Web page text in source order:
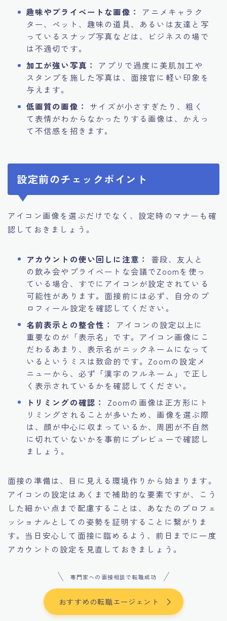
趣味やプライベートな画像：
アニメキャラク
ター、ペット、趣味の道具、あるいは友達と写
っているスナップ写真などは、ビジネスの場で
は不適切です。
加工が強い写真：
アプリで過度に美肌加工や
スタンプを施した写真は、面接官に軽い印象を
与えます。
低画質の画像：
サイズが小さすぎたり、粗く
て表情がわからなかったりする画像は、かえっ
て不信感を招きます。
設定前のチェックポイント
アイコン画像を選ぶだけでなく、設定時のマナーも確
認しておきましょう。
アカウントの使い回しに注意：
普段、友人と
の飲み会やプライベートな会議でZoomを使っ
ている場合、すでにアイコンが設定されている
可能性があります。面接前には必ず、自分のプ
ロフィール設定を確認してください。
名前表示との整合性：
アイコンの設定以上に
重要なのが「表示名」です。アイコン画像にこ
だわるあまり、表示名がニックネームになって
いるというミスは致命的です。Zoomの設定メ
ニューから、必ず「漢字のフルネーム」で正し
く表示されているかを確認してください。
トリミングの確認：
Zoomの画像は正方形にト
リミングされることが多いため、画像を選ぶ際
は、顔が中心に収まっているか、周囲が不自然
に切れていないかを事前にプレビューで確認し
ましょう。
面接の準備は、目に見える環境作りから始まります。
アイコンの設定はあくまで補助的な要素ですが、こう
した細かい点まで配慮することは、あなたのプロフェ
ッショナルとしての姿勢を証明することに繋がりま
す。当日安心して面接に臨めるよう、前日までに一度
アカウントの設定を見直しておきましょう。
専門家への面接相談で転職成功
おすすめの転職エージェント